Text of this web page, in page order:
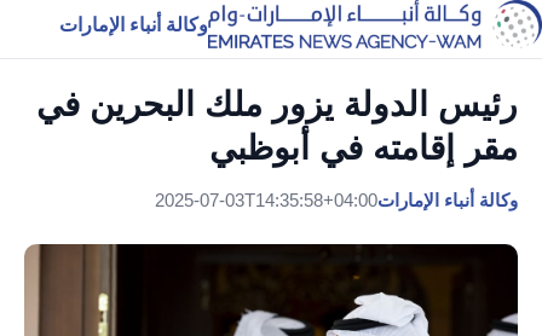
وكالة أنباء الإمارات
رئيس الدولة يزور ملك البحرين في
مقر إقامته في أبوظبي
وكالة أنباء الإمارات2025-07-03T14:35:58+04:00